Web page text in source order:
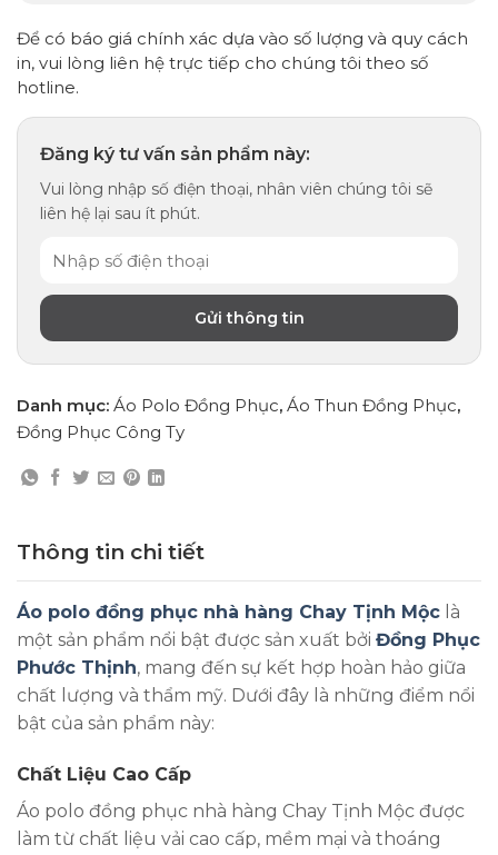
Để có báo giá chính xác dựa vào số lượng và quy cách
in, vui lòng liên hệ trực tiếp cho chúng tôi theo số
hotline.
Đăng ký tư vấn sản phẩm này:
Vui lòng nhập số điện thoại, nhân viên chúng tôi sẽ
liên hệ lại sau ít phút.
Danh mục: Áo Polo Đồng Phục, Áo Thun Đồng Phục,
Đồng Phục Công Ty
Thông tin chi tiết
Áo polo đồng phục nhà hàng Chay Tịnh Mộc là
một sản phẩm nổi bật được sản xuất bởi Đồng Phục
Phước Thịnh, mang đến sự kết hợp hoàn hảo giữa
chất lượng và thẩm mỹ. Dưới đây là những điểm nổi
bật của sản phẩm này:
Chất Liệu Cao Cấp
Áo polo đồng phục nhà hàng Chay Tịnh Mộc được
làm từ chất liệu vải cao cấp, mềm mại và thoáng